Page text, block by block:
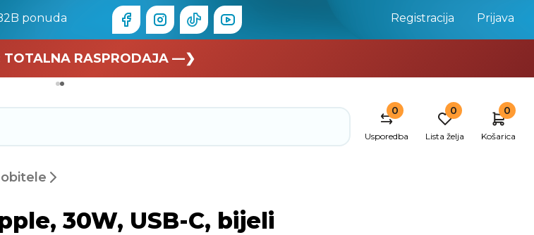
ponuda Registracija Prijava
odmor —❯
TOTALNA RASPRODAJA —❯
0
Usporedba
0
Lista želja
0
Košarica
30W, USB-C, bijeli